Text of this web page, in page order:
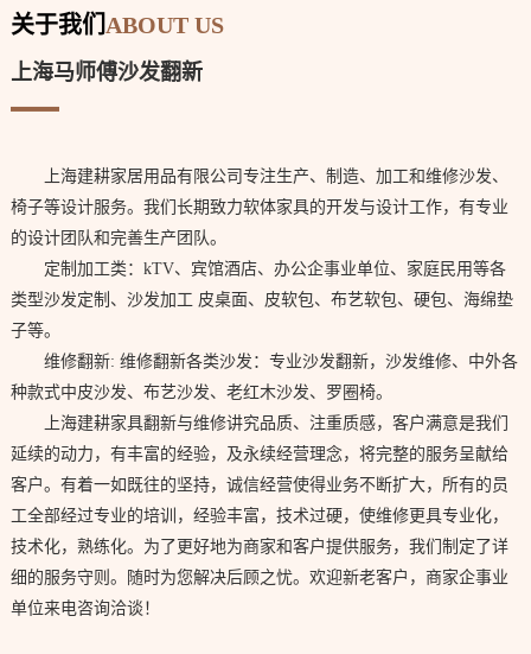
关于我们 ABOUT US
上海马师傅沙发翻新
上海建耕家居用品有限公司专注生产、制造、加工和维修沙发、
椅子等设计服务。我们长期致力软体家具的开发与设计工作，有专业
的设计团队和完善生产团队。
定制加工类：kTV、宾馆酒店、办公企事业单位、家庭民用等各
类型沙发定制、沙发加工 皮桌面、皮软包、布艺软包、硬包、海绵垫
子等。
维修翻新: 维修翻新各类沙发：专业沙发翻新，沙发维修、中外各
种款式中皮沙发、布艺沙发、老红木沙发、罗圈椅。
上海建耕家具翻新与维修讲究品质、注重质感，客户满意是我们
延续的动力，有丰富的经验，及永续经营理念，将完整的服务呈献给
客户。有着一如既往的坚持，诚信经营使得业务不断扩大，所有的员
工全部经过专业的培训，经验丰富，技术过硬，使维修更具专业化，
技术化，熟练化。为了更好地为商家和客户提供服务，我们制定了详
细的服务守则。随时为您解决后顾之忧。欢迎新老客户，商家企事业
单位来电咨询洽谈！